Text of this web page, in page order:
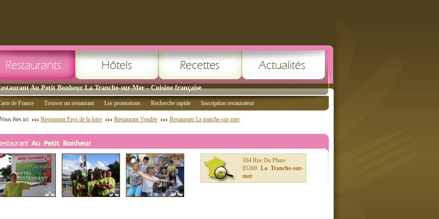
Au Petit Bonheur La Tranche-sur-Mer - Cuisine française
de France Trouver un restaurant Les promotions Recherche rapide Inscription restaurateur
Vous êtes ici Restaurant Pays de la loire Restaurant Vendée Restaurant La tranche-sur-mer
Au Petit Bonheur
164 Rue Du Phare
85360 La Tranche-sur-
mer